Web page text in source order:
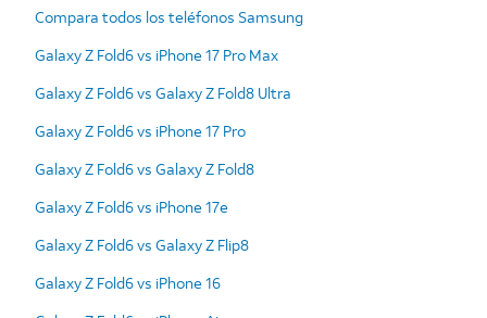
Compara todos los teléfonos Samsung
Galaxy Z Fold6 vs iPhone 17 Pro Max
Galaxy Z Fold6 vs Galaxy Z Fold8 Ultra
Galaxy Z Fold6 vs iPhone 17 Pro
Galaxy Z Fold6 vs Galaxy Z Fold8
Galaxy Z Fold6 vs iPhone 17e
Galaxy Z Fold6 vs Galaxy Z Flip8
Galaxy Z Fold6 vs iPhone 16